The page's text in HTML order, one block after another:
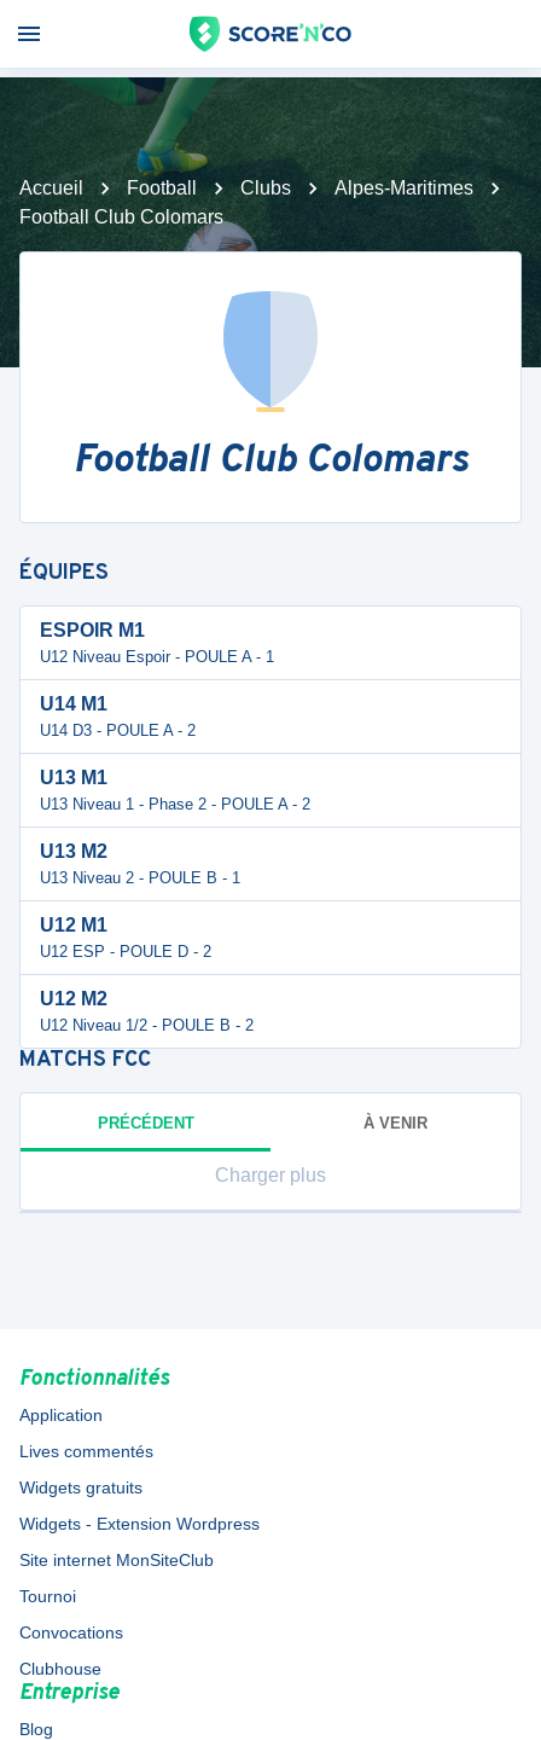
Accueil Football Clubs
Alpes-Maritimes
Football Club Colomars
Football Club Colomars
ÉQUIPES
ESPOIR M1
U12 Niveau Espoir - POULE A - 1
U14 M1
U14 D3 - POULE A - 2
U13 M1
U13 Niveau 1 - Phase 2 - POULE A - 2
U13 M2
U13 Niveau 2 - POULE B - 1
U12 M1
U12 ESP - POULE D - 2
U12 M2
U12 Niveau 1/2 - POULE B - 2
MATCHS FCC
PRÉCÉDENT À VENIR
Charger plus
Fonctionnalités
Application
Lives commentés
Widgets gratuits
Widgets - Extension Wordpress
Site internet MonSiteClub
Tournoi
Convocations
Clubhouse
Entreprise
Blog